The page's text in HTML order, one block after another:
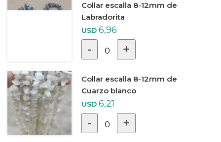
Collar escalla 8-12mm de
Labradorita
USD 6,96
- 0 +
Collar escalla 8-12mm de
Cuarzo blanco
USD 6,21
- 0 +